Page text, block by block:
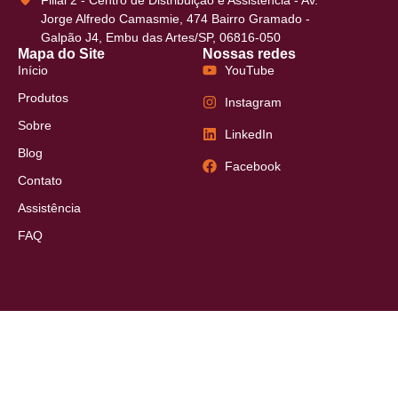
Jorge Alfredo Camasmie, 474 Bairro Gramado -
Galpão J4, Embu das Artes/SP, 06816-050
Mapa do Site
Início
Produtos
Sobre
Blog
Contato
Assistência
FAQ
Nossas redes
YouTube
Instagram
LinkedIn
Facebook